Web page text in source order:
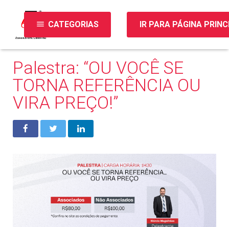
menu CATEGORIAS IR PARA PÁGINA
Palestra: “OU VOCÊ SE
TORNA REFERÊNCIA OU
VIRA PREÇO!”